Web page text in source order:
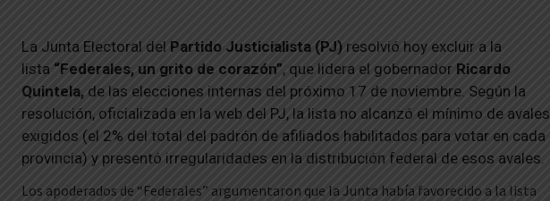
La Junta Electoral del Partido Justicialista (PJ) resolvió hoy excluir a la
lista “Federales, un grito de corazón”, que lidera el gobernador Ricardo
Quintela, de las elecciones internas del próximo 17 de noviembre. Según la
resolución, oficializada en la web del PJ, la lista no alcanzó el mínimo de avales
exigidos (el 2% del total del padrón de afiliados habilitados para votar en cada
provincia) y presentó irregularidades en la distribución federal de esos avales.
Los apoderados de “Federales” argumentaron que la Junta había favorecido a la lista